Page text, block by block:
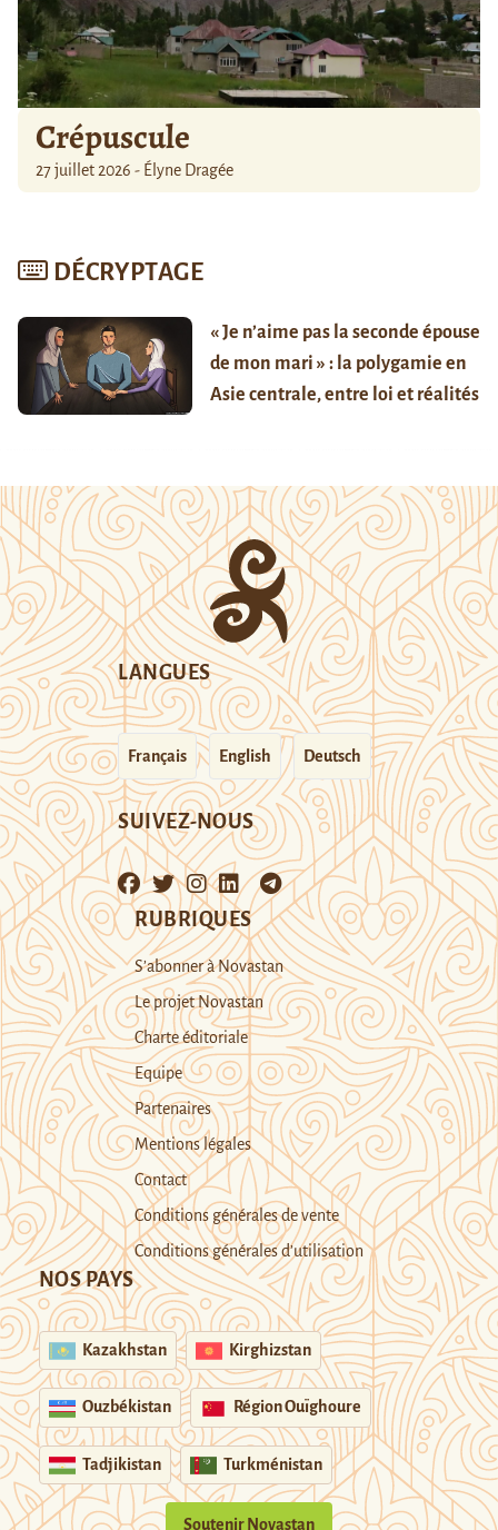
Crépuscule
27 juillet 2026 - Élyne Dragée
DÉCRYPTAGE
« Je n’aime pas la seconde épouse
de mon mari » : la polygamie en
Asie centrale, entre loi et réalités
LANGUES
Français English Deutsch
SUIVEZ-NOUS
RUBRIQUES
S’abonner à Novastan
Le projet Novastan
Charte éditoriale
Equipe
Partenaires
Mentions légales
Contact
Conditions générales de vente
Conditions générales d’utilisation
NOS PAYS
Kazakhstan Kirghizstan
Ouzbékistan Région Ouïghoure
Tadjikistan Turkménistan
Soutenir Novastan